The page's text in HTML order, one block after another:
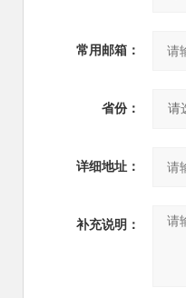
常用邮箱：
省份：
详细地址：
补充说明：